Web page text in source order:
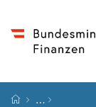
Startseite
…